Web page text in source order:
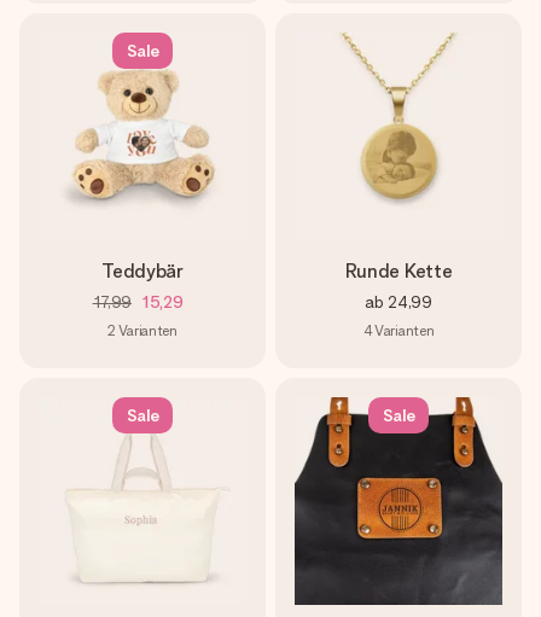
Sale
Teddybär
17,99 15,29
2 Varianten
Runde Kette
ab 24,99
4Varianten
Sale Sale